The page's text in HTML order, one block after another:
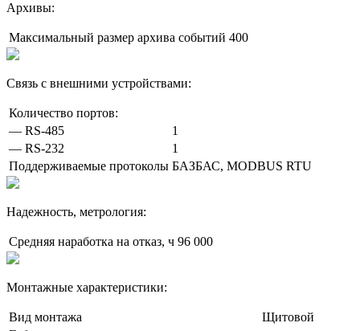
Архивы:
Максимальный размер архива событий 400
Связь с внешними устройствами:
Количество портов:
— RS-485
1
— RS-232
1
Поддерживаемые протоколы БАЗБАС, MODBUS RTU
Надежность, метрология:
Средняя наработка на отказ, ч 96 000
Монтажные характеристики:
Вид монтажа
Щитовой